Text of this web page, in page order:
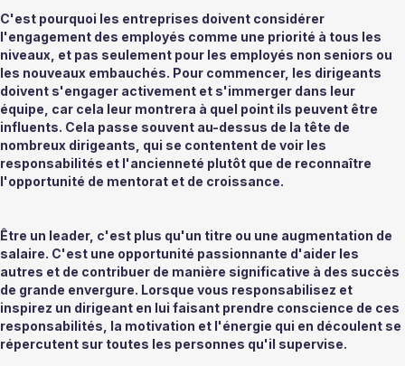
C'est pourquoi les entreprises doivent considérer
l'engagement des employés comme une priorité à tous les
niveaux, et pas seulement pour les employés non seniors ou
les nouveaux embauchés. Pour commencer, les dirigeants
doivent s'engager activement et s'immerger dans leur
équipe, car cela leur montrera à quel point ils peuvent être
influents. Cela passe souvent au-dessus de la tête de
nombreux dirigeants, qui se contentent de voir les
responsabilités et l'ancienneté plutôt que de reconnaître
l'opportunité de mentorat et de croissance.
Être un leader, c'est plus qu'un titre ou une augmentation de
salaire. C'est une opportunité passionnante d'aider les
autres et de contribuer de manière significative à des succès
de grande envergure. Lorsque vous responsabilisez et
inspirez un dirigeant en lui faisant prendre conscience de ces
responsabilités, la motivation et l'énergie qui en découlent se
répercutent sur toutes les personnes qu'il supervise.